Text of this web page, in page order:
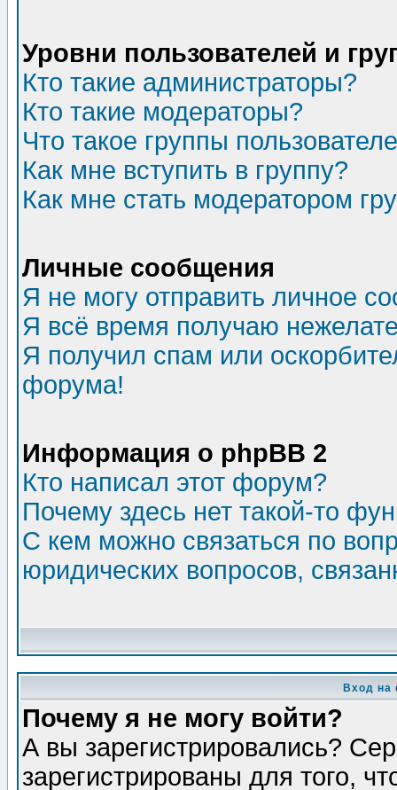
Уровни пользователей и
Кто такие администраторы?
Кто такие модераторы?
Что такое группы
Как мне вступить в группу?
Как мне стать модератором
Личные сообщения
Я не могу отправить личное
Я всё время получаю
Я получил спам или
форума!
Информация о phpBB 2
Кто написал этот форум?
Почему здесь нет такой-то
С кем можно связаться по
юридических вопросов,
Вход на
Почему я не могу войти?
А вы зарегистрировались?
зарегистрированы для того,